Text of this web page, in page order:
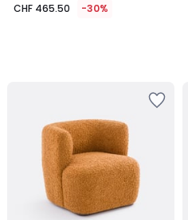
CHF 465.50 -30%